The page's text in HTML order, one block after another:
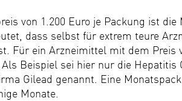
von 1.200 Euro je Packung ist
dass selbst für extrem teure
Für ein Arzneimittel mit dem Preis
Beispiel sei hier nur die
Gilead genannt. Eine
Monate.